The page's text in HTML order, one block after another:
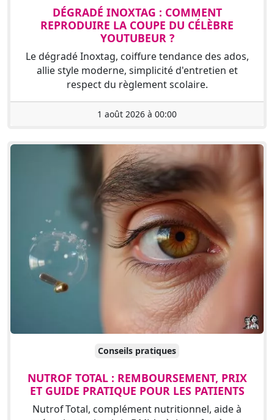
DÉGRADÉ INOXTAG : COMMENT
REPRODUIRE LA COUPE DU CÉLÈBRE
YOUTUBEUR ?
Le dégradé Inoxtag, coiffure tendance des ados,
allie style moderne, simplicité d'entretien et
respect du règlement scolaire.
1 août 2026 à 00:00
Conseils pratiques
NUTROF TOTAL : REMBOURSEMENT, PRIX
ET GUIDE PRATIQUE POUR LES PATIENTS
Nutrof Total, complément nutritionnel, aide à